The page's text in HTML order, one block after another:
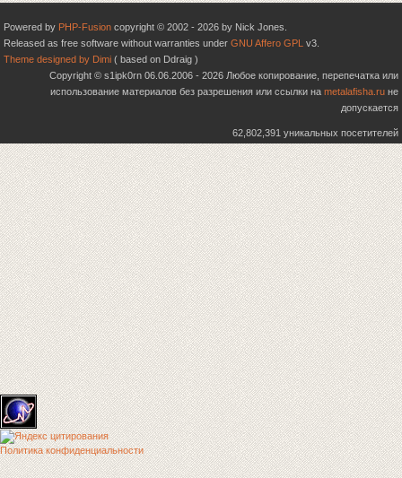
Powered by PHP-Fusion copyright © 2002 - 2026 by Nick Jones.
Released as free software without warranties under GNU Affero GPL v3.
Theme designed by Dimi ( based on Ddraig )
Copyright © s1ipk0rn 06.06.2006 - 2026 Любое копирование, перепечатка или
использование материалов без разрешения или ссылки на metalafisha.ru не
допускается
62,802,391 уникальных посетителей
Политика конфиденциальности